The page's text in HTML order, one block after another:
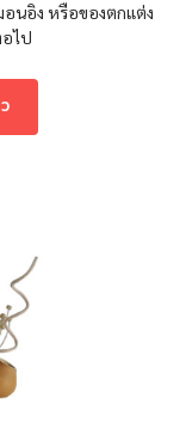
นอิง หรือของตกแต่ง
ไป